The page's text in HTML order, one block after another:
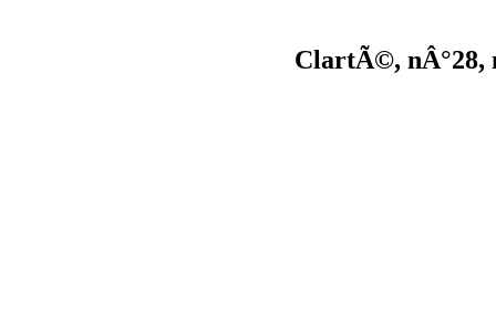
ClartÃ©, nÂ°28,